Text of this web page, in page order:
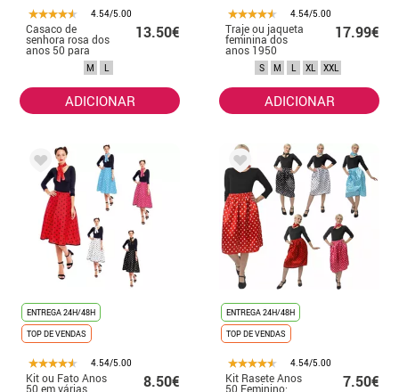
4.54/5.00
Casaco de
senhora rosa dos
anos 50 para
13.50€
M L
ADICIONAR
4.54/5.00
Traje ou jaqueta
feminina dos
anos 1950
17.99€
S M L XL XXL
ADICIONAR
ENTREGA 24H/48H
TOP DE VENDAS
4.54/5.00
Kit ou Fato Anos
50 em várias 8.50€
ENTREGA 24H/48H
TOP DE VENDAS
4.54/5.00
Kit Rasete Anos
50 Feminino: 7.50€